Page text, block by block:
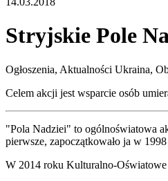
Stryjskie Pole
Ogłoszenia, Aktualności Ukraina,
Celem akcji jest wsparcie osób
"Pola Nadziei" to ogólnoświatowa
pierwsze, zapoczątkowało ja w
W 2014 roku Kulturalno-